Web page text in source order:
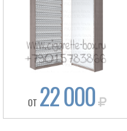
ОТ 22 000